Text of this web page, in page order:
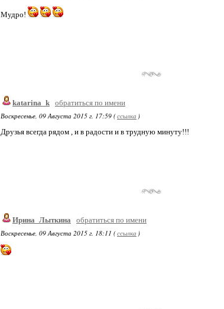
Мудро!
katarina_k обратиться по имени
Воскресенье, 09 Августа 2015 г. 17:59 (ссылка )
Друзья всегда рядом , и в радости и в трудную минуту!!!
Ирина_Лыткина
обратиться по имени
Воскресенье, 09 Августа 2015 г. 18:11 (ссылка )